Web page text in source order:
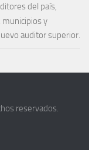
del país,
municipios y
auditor superior.
reservados.